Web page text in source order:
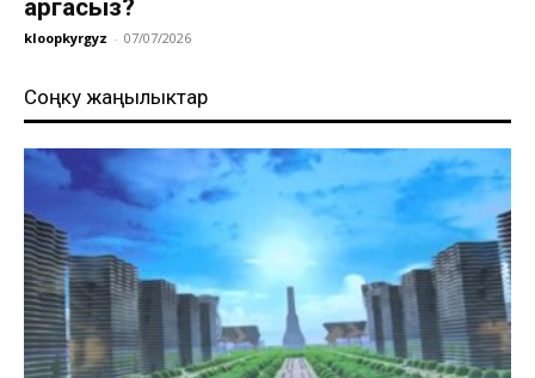
аргасыз?
kloopkyrgyz - 07/07/2026
Соңку жаңылыктар